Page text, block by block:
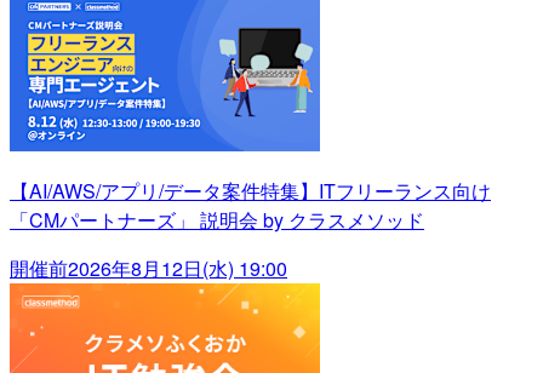
【AI/AWS/アプリ/データ案件特集】ITフリーランス向け
「CMパートナーズ」 説明会 by クラスメソッド
開催前2026年8月12日(水) 19:00